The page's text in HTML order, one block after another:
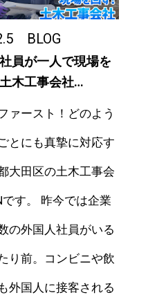
BLOG
員が一人で現場を
木工事会社…
ァースト！どのよう
とにも真摯に対応す
大田区の土木工事会
です。 昨今では企業
の外国人社員がいる
り前。コンビニや飲
外国人に接客される